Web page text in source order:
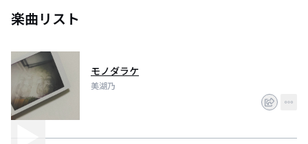
楽曲リスト
モノダラケ
美湖乃